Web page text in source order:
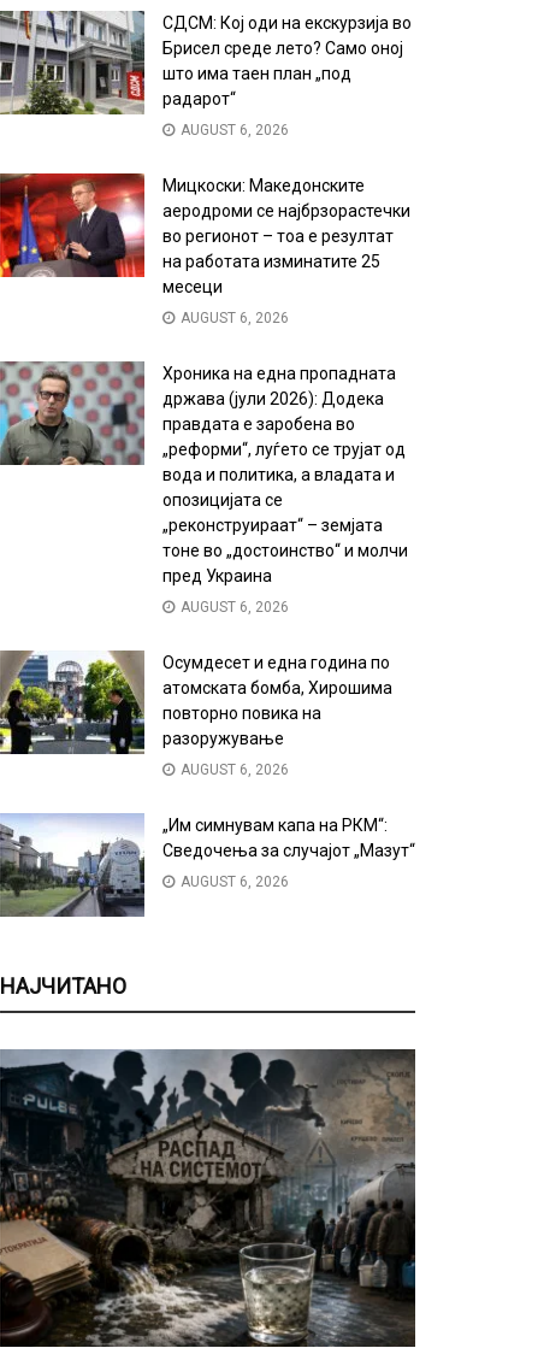
СДСМ: Кој оди на екскурзија во
Брисел среде лето? Само оној
што има таен план „под
радарот“
AUGUST 6, 2026
Мицкоски: Македонските
аеродроми се најбрзорастечки
во регионот – тоа е резултат
на работата изминатите 25
месеци
AUGUST 6, 2026
Хроника на една пропадната
држава (јули 2026): Додека
правдата е заробена во
„реформи“, луѓето се трујат од
вода и политика, а владата и
опозицијата се
„реконструираат“ – земјата
тоне во „достоинство“ и молчи
пред Украина
AUGUST 6, 2026
Осумдесет и една година по
атомската бомба, Хирошима
повторно повика на
разоружување
AUGUST 6, 2026
„Им симнувам капа на РКМ“:
Сведочења за случајот „Мазут“
AUGUST 6, 2026
НАЈЧИТАНО